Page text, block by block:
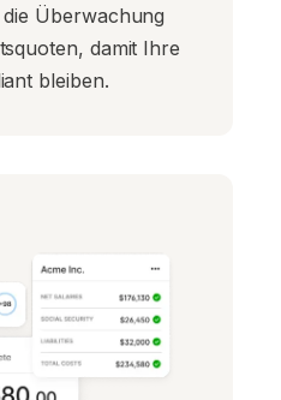
Überwachung
damit Ihre
bleiben.